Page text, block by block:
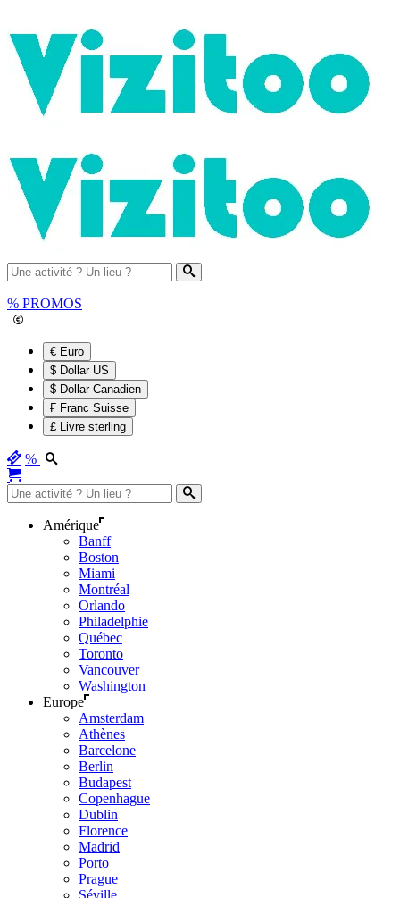
% PROMOS
€ Euro
$ Dollar US
$ Dollar Canadien
₣ Franc Suisse
£ Livre sterling
%
Amérique
Banff
Boston
Miami
Montréal
Orlando
Philadelphie
Québec
Toronto
Vancouver
Washington
Europe
Amsterdam
Athènes
Barcelone
Berlin
Budapest
Copenhague
Dublin
Florence
Madrid
Porto
Prague
Séville